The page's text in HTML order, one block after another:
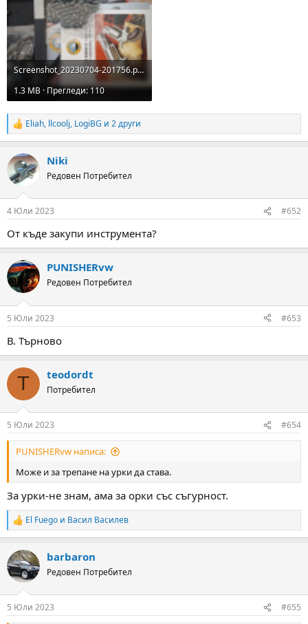
Screenshot_20230704-201756.png
1.3 MB · Прегледи: 110
R
e
c
t
i
s
Eliah, llcoolj, LogiBG и 2 други
Niki
Редовен Потребител
4 Юли 2023 #652
От къде закупи инструмента?
PUNISHERvw
Редовен Потребител
5 Юли 2023 #653
В. Търново
T teodordt
Потребител
5 Юли 2023 #654
PUNISHERvw написа:
Може и за трепане на урки да става.
За урки-не знам, ама за орки със съгурност.
R
e
c
t
i
s
El Fuego и Васил Василев
barbaron
Редовен Потребител
5 Юли 2023 #655